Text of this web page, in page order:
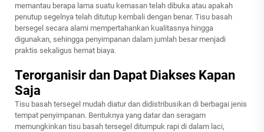
memantau berapa lama suatu kemasan telah dibuka atau apakah
penutup segelnya telah ditutup kembali dengan benar. Tisu basah
bersegel secara alami mempertahankan kualitasnya hingga
digunakan, sehingga penyimpanan dalam jumlah besar menjadi
praktis sekaligus hemat biaya.
Terorganisir dan Dapat Diakses Kapan
Saja
Tisu basah tersegel mudah diatur dan didistribusikan di berbagai jenis
tempat penyimpanan. Bentuknya yang datar dan seragam
memungkinkan tisu basah tersegel ditumpuk rapi di dalam laci,